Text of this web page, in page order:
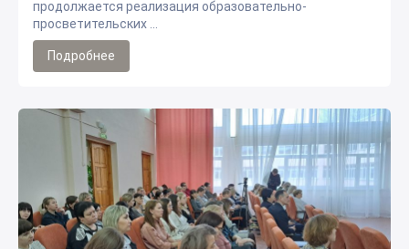
продолжается реализация образовательно-
просветительских ...
Подробнее